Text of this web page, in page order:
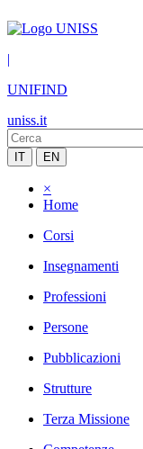
|
UNIFIND
uniss.it
IT EN
×
Home
Corsi
Insegnamenti
Professioni
Persone
Pubblicazioni
Strutture
Terza Missione